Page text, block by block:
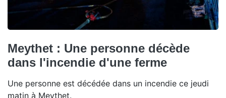
Meythet : Une personne décède
dans l'incendie d'une ferme
Une personne est décédée dans un incendie ce jeudi
matin à Meythet.